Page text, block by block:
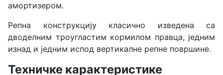
амортизером.
Репна конструкцију класично изведена са
дводелним троугластим кормилом правца, једним
изнад и једним испод вертикалне репне површине.
Техничке карактеристике